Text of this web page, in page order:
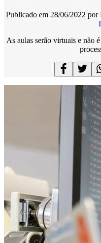
Publicado em 28/06/2022 por
As aulas serão virtuais e não